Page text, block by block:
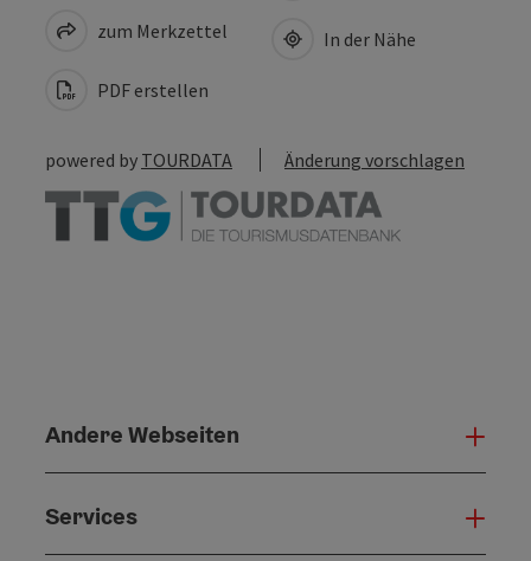
zum Merkzettel
PDF erstellen
In der Nähe
powered by TOURDATA Änderung vorschlagen
Andere Webseiten
Services